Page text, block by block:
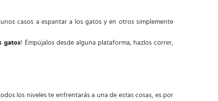
casos a espantar a los gatos y en otros simplemente
gatos! Empújalos desde alguna plataforma, hazlos correr,
los niveles te enfrentarás a una de estas cosas, es por